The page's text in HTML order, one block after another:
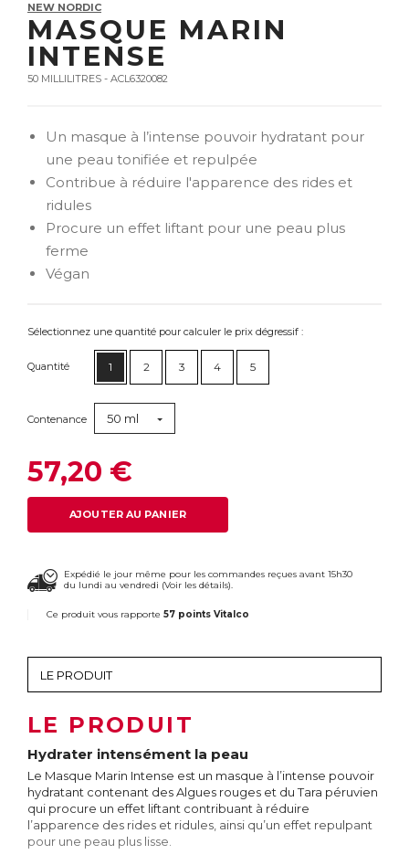
NEW NORDIC
MASQUE MARIN
INTENSE
50 MILLILITRES - ACL6320082
Un masque à l’intense pouvoir hydratant pour
une peau tonifiée et repulpée
Contribue à réduire l'apparence des rides et
ridules
Procure un effet liftant pour une peau plus
ferme
Végan
Sélectionnez une quantité pour calculer le prix dégressif :
Quantité 1 2 3 4 5
Contenance 50 ml
57,20 €
AJOUTER AU PANIER
Expédié le jour même pour les commandes reçues avant 15h30
du lundi au vendredi (Voir les détails).
Ce produit vous rapporte 57 points Vitalco
LE PRODUIT
Hydrater intensément la peau
Le Masque Marin Intense est un masque à l’intense pouvoir
hydratant contenant des Algues rouges et du Tara péruvien
qui procure un effet liftant contribuant à réduire
l’apparence des rides et ridules, ainsi qu’un effet repulpant
pour une peau plus lisse.